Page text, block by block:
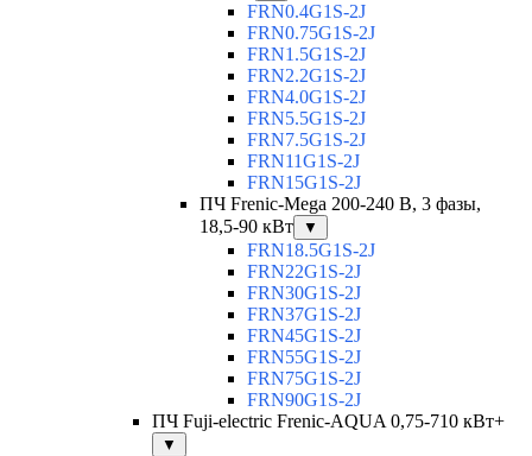
FRN0.4G1S-2J
FRN0.75G1S-2J
FRN1.5G1S-2J
FRN2.2G1S-2J
FRN4.0G1S-2J
FRN5.5G1S-2J
FRN7.5G1S-2J
FRN11G1S-2J
FRN15G1S-2J
ПЧ Frenic-Mega 200-240 В, 3 фазы,
18,5-90 кВт
▼
FRN18.5G1S-2J
FRN22G1S-2J
FRN30G1S-2J
FRN37G1S-2J
FRN45G1S-2J
FRN55G1S-2J
FRN75G1S-2J
FRN90G1S-2J
ПЧ Fuji-electric Frenic-AQUA 0,75-710 кВт+
▼